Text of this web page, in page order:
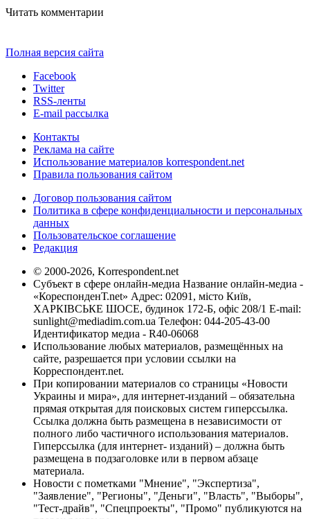
Читать комментарии
Полная версия сайта
Facebook
Twitter
RSS-ленты
E-mail рассылка
Контакты
Реклама на сайте
Использование материалов korrespondent.net
Правила пользования сайтом
Договор пользования сайтом
Политика в сфере конфиденциальности и персональных
данных
Пользовательское соглашение
Редакция
© 2000-2026, Korrespondent.net
Субъект в сфере онлайн-медиа Название онлайн-медиа -
«КореспонденТ.net» Адрес: 02091, місто Київ,
ХАРКІВСЬКЕ ШОСЕ, будинок 172-Б, офіс 208/1 E-mail:
sunlight@mediadim.com.ua Телефон: 044-205-43-00
Идентификатор медиа - R40-06068
Использование любых материалов, размещённых на
сайте, разрешается при условии ссылки на
Корреспондент.net.
При копировании материалов со страницы «Новости
Украины и мира», для интернет-изданий – обязательна
прямая открытая для поисковых систем гиперссылка.
Ссылка должна быть размещена в независимости от
полного либо частичного использования материалов.
Гиперссылка (для интернет- изданий) – должна быть
размещена в подзаголовке или в первом абзаце
материала.
Новости с пометками "Мнение", "Экспертиза",
"Заявление", "Регионы", "Деньги", "Власть", "Выборы",
"Тест-драйв", "Спецпроекты", "Промо" публикуются на